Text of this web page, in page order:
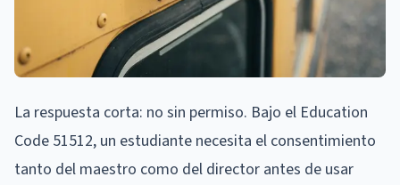
La respuesta corta: no sin permiso. Bajo el Education
Code 51512, un estudiante necesita el consentimiento
tanto del maestro como del director antes de usar